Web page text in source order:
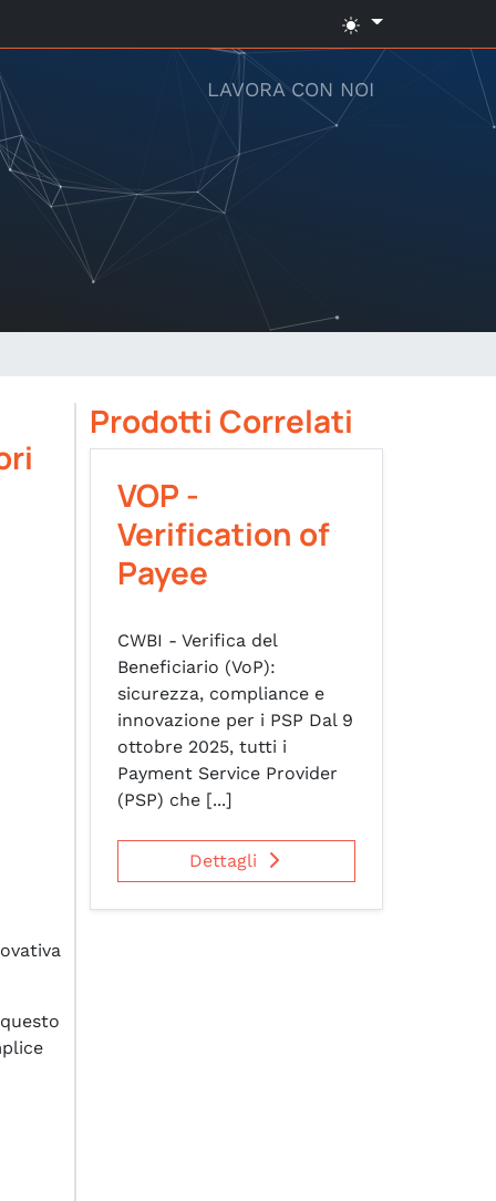
LAVORA CON NOI
Prodotti Correlati
VOP -
Verification of
Payee
CWBI - Verifica del
Beneficiario (VoP):
sicurezza, compliance e
innovazione per i PSP Dal 9
ottobre 2025, tutti i
Payment Service Provider
(PSP) che [...]
Dettagli